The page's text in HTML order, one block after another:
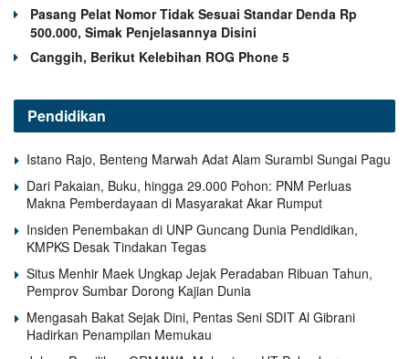
Pasang Pelat Nomor Tidak Sesuai Standar Denda Rp
500.000, Simak Penjelasannya Disini
Canggih, Berikut Kelebihan ROG Phone 5
Pendidikan
Istano Rajo, Benteng Marwah Adat Alam Surambi Sungai Pagu
Dari Pakaian, Buku, hingga 29.000 Pohon: PNM Perluas
Makna Pemberdayaan di Masyarakat Akar Rumput
Insiden Penembakan di UNP Guncang Dunia Pendidikan,
KMPKS Desak Tindakan Tegas
Situs Menhir Maek Ungkap Jejak Peradaban Ribuan Tahun,
Pemprov Sumbar Dorong Kajian Dunia
Mengasah Bakat Sejak Dini, Pentas Seni SDIT Al Gibrani
Hadirkan Penampilan Memukau